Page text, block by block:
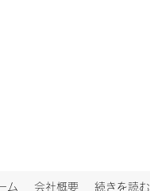
ム 会社概要 続きを読む